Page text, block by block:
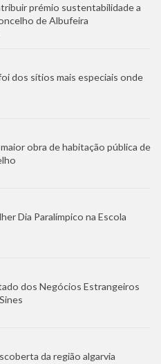
prémio sustentabilidade a
de Albufeira
dos sítios mais especiais onde
obra de habitação pública de
Dia Paralímpico na Escola
dos Negócios Estrangeiros
da região algarvia